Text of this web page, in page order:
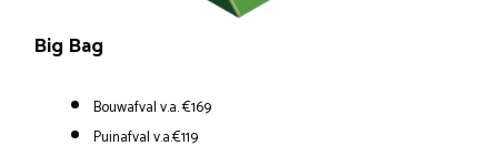
Big Bag
Bouwafval v.a. €169
Puinafval v.a.€119